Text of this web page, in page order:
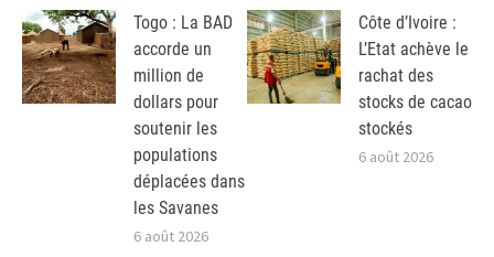
Togo : La BAD
accorde un
million de
dollars pour
soutenir les
populations
déplacées dans
les Savanes
6 août 2026
Côte d’Ivoire :
L’Etat achève le
rachat des
stocks de cacao
stockés
6 août 2026